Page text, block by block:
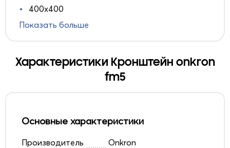
400x400
Показать больше
Характеристики Кронштейн onkron
fm5
Основные характеристики
Производитель
Onkron